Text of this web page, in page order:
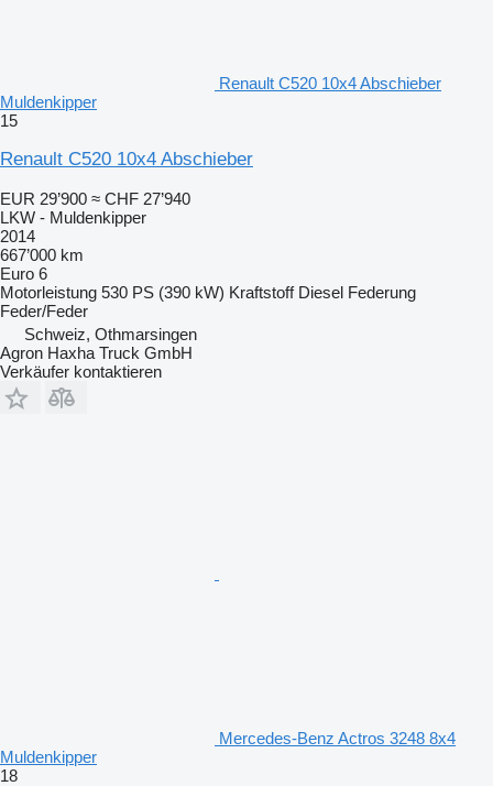
Renault C520 10x4 Abschieber
Muldenkipper
15
Renault C520 10x4 Abschieber
EUR 29’900 ≈ CHF 27’940
LKW - Muldenkipper
2014
667’000 km
Euro 6
Motorleistung 530 PS (390 kW) Kraftstoff Diesel Federung
Feder/Feder
Schweiz, Othmarsingen
Agron Haxha Truck GmbH
Verkäufer kontaktieren
Mercedes-Benz Actros 3248 8x4
Muldenkipper
18